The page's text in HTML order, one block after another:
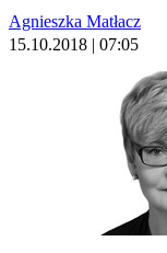
Agnieszka Matłacz
15.10.2018 | 07:05